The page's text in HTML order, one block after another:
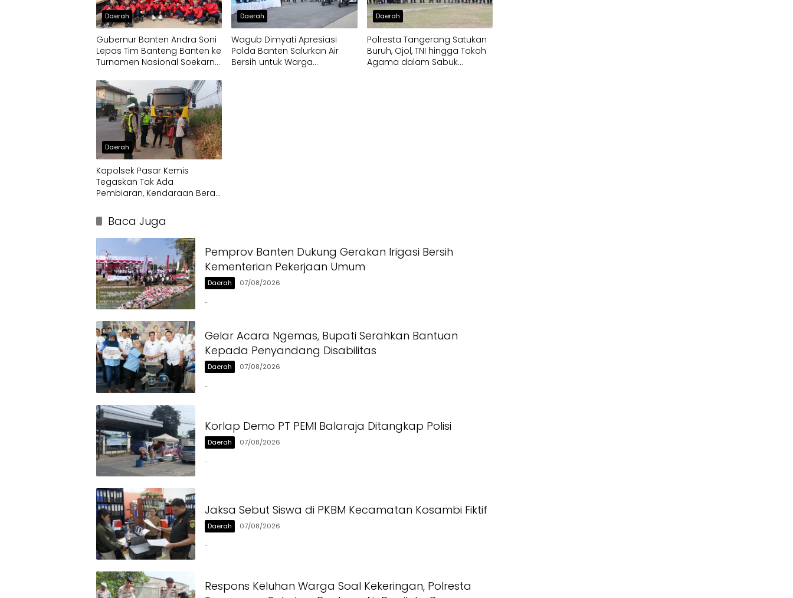
Daerah
Gubernur Banten Andra Soni
Lepas Tim Banteng Banten ke
Turnamen Nasional Soekarno
Daerah
Wagub Dimyati Apresiasi
Polda Banten Salurkan Air
Bersih untuk Warga
Daerah
Polresta Tangerang Satukan
Buruh, Ojol, TNI hingga Tokoh
Agama dalam Sabuk
Daerah
Kapolsek Pasar Kemis
Tegaskan Tak Ada
Pembiaran, Kendaraan Berat
Ditertibkan
Baca Juga
Pemprov Banten Dukung Gerakan Irigasi Bersih
Kementerian Pekerjaan Umum
Daerah 07/08/2026
…
Gelar Acara Ngemas, Bupati Serahkan Bantuan
Kepada Penyandang Disabilitas
Daerah 07/08/2026
…
Korlap Demo PT PEMI Balaraja Ditangkap Polisi
Daerah 07/08/2026
…
Jaksa Sebut Siswa di PKBM Kecamatan Kosambi Fiktif
Daerah 07/08/2026
…
Respons Keluhan Warga Soal Kekeringan, Polresta